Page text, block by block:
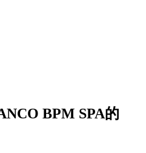
BPM SPA的